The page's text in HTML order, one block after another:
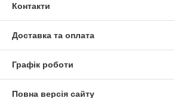
Контакти
Доставка та оплата
Графік роботи
Повна версія сайту